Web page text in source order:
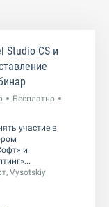
Studio CS и
Бесплатно
участие в
и
Vysotskiy